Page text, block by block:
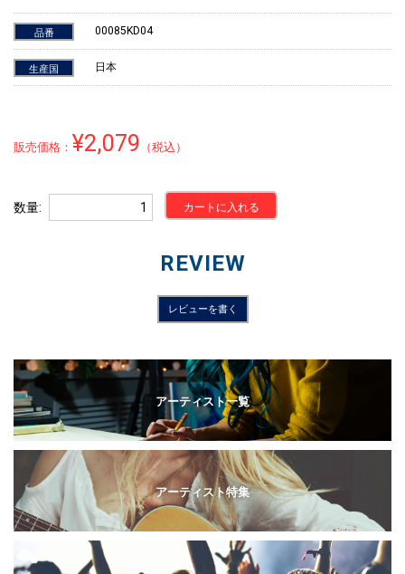
品番 00085KD04
生産国 日本
販売価格： ¥2,079 （税込）
数量 カートに入れる
REVIEW
レビューを書く
アーティスト一覧
アーティスト特集